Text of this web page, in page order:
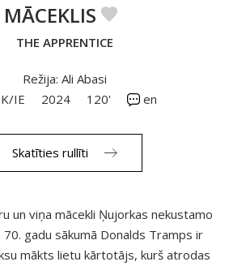
MĀCEKLIS
THE APPRENTICE
Režija: Ali Abasi
IE
2024 120' en
Skatīties rullīti
un viņa mācekli Ņujorkas nekustamo
70. gadu sākumā Donalds Tramps ir
mākts lietu kārtotājs, kurš atrodas